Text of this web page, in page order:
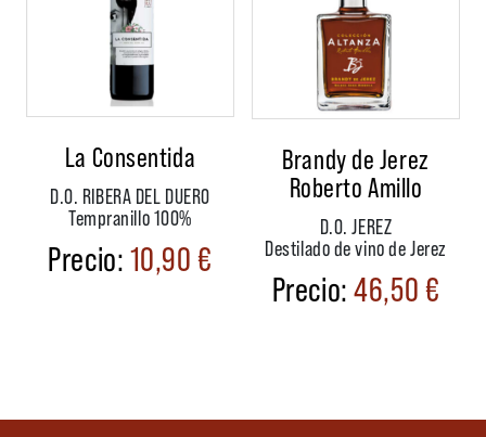
La Consentida
D.O. RIBERA DEL DUERO
Tempranillo 100%
10,90€
Brandy de Jerez
Roberto Amillo
D.O. JEREZ
Destilado de vino de Jerez
46,50€